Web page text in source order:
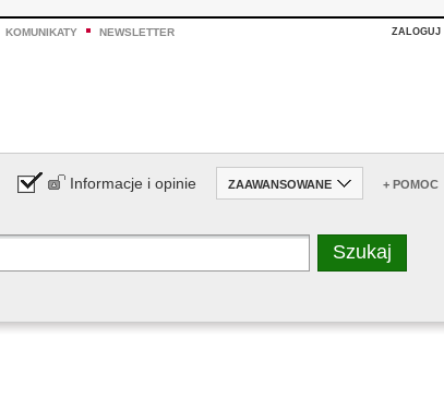
KOMUNIKATY NEWSLETTER ZALOGUJ
Informacje i opinie ZAAWANSOWANE + POMOC